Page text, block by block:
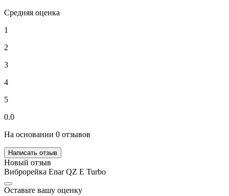
Средняя оценка
1
2
3
4
5
0.0
На основании 0 отзывов
Написать отзыв
Новый отзыв
Виброрейка Enar QZ E Turbo
Оставьте вашу оценку